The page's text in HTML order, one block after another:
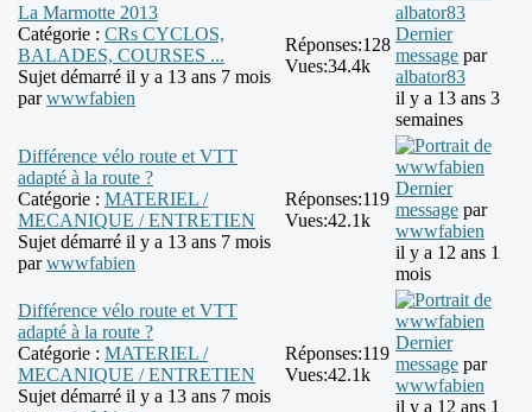
La Marmotte 2013
Catégorie : CRs CYCLOS,
BALADES, COURSES ...
Sujet démarré il y a 13 ans 7 mois
parwwwfabien
Réponses:128
Vues:34.4k
Dernier
message par
albator83
il y a 13 ans 3
semaines
Différence vélo route et VTT
adapté à la route ?
Catégorie : MATERIEL /
MECANIQUE / ENTRETIEN
Sujet démarré il y a 13 ans 7 mois
parwwwfabien
Réponses:119
Vues:42.1k
Dernier
message par
wwwfabien
il y a 12 ans 1
mois
Différence vélo route et VTT
adapté à la route ?
Catégorie : MATERIEL /
MECANIQUE / ENTRETIEN
Sujet démarré il y a 13 ans 7 mois
Réponses:119
Vues:42.1k
Dernier
message par
wwwfabien
il y a 12 ans 1